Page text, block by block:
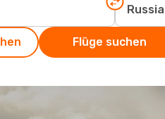
Flüge suchen